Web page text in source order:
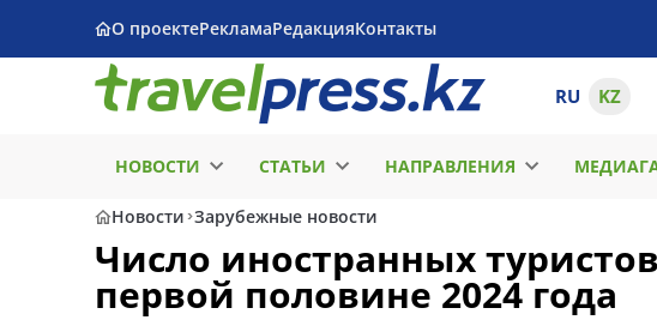
О проектеРекламаРедакцияКонтакты
RU KZ
НОВОСТИ СТАТЬИ НАПРАВЛЕНИЯ
Новости Зарубежные новости
Число иностранных
первой половине 2024 года